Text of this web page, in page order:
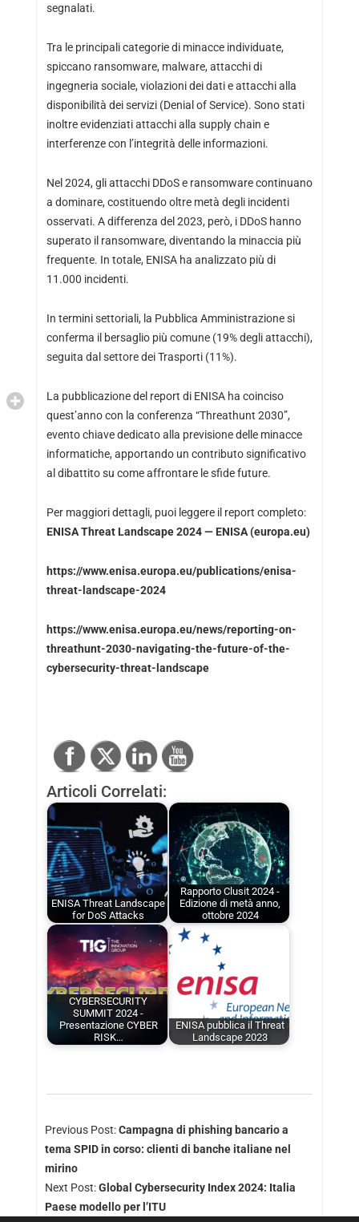
segnalati.
Tra le principali categorie di minacce individuate,
spiccano ransomware, malware, attacchi di
ingegneria sociale, violazioni dei dati e attacchi alla
disponibilità dei servizi (Denial of Service). Sono stati
inoltre evidenziati attacchi alla supply chain e
interferenze con l’integrità delle informazioni.
Nel 2024, gli attacchi DDoS e ransomware continuano
a dominare, costituendo oltre metà degli incidenti
osservati. A differenza del 2023, però, i DDoS hanno
superato il ransomware, diventando la minaccia più
frequente. In totale, ENISA ha analizzato più di
11.000 incidenti.
In termini settoriali, la Pubblica Amministrazione si
conferma il bersaglio più comune (19% degli attacchi),
seguita dal settore dei Trasporti (11%).
La pubblicazione del report di ENISA ha coinciso
quest’anno con la conferenza “Threathunt 2030”,
evento chiave dedicato alla previsione delle minacce
informatiche, apportando un contributo significativo
al dibattito su come affrontare le sfide future.
Per maggiori dettagli, puoi leggere il report completo:
ENISA Threat Landscape 2024 — ENISA (europa.eu)
https://www.enisa.europa.eu/publications/enisa-
threat-landscape-2024
https://www.enisa.europa.eu/news/reporting-on-
threathunt-2030-navigating-the-future-of-the-
cybersecurity-threat-landscape
Articoli Correlati:
ENISA Threat Landscape
for DoS Attacks
Rapporto Clusit 2024 -
Edizione di metà anno,
ottobre 2024
CYBERSECURITY
SUMMIT 2024 -
Presentazione CYBER
RISK…
ENISA pubblica il Threat
Landscape 2023
Previous Post:Campagna di phishing bancario a
tema SPID in corso: clienti di banche italiane nel
mirino
Next Post:Global Cybersecurity Index 2024: Italia
Paese modello per l’ITU